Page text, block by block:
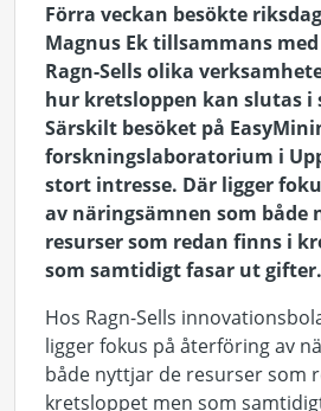
Förra veckan besökte
Magnus Ek tillsammans
Ragn-Sells olika
hur kretsloppen kan slutas i
Särskilt besöket på
forskningslaboratorium i
stort intresse. Där ligger
av näringsämnen som både
resurser som redan finns i
som samtidigt fasar ut gifter.
Hos Ragn-Sells
ligger fokus på återföring av
både nyttjar de resurser som
kretsloppet men som